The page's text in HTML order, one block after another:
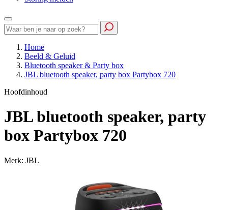
Home
Beeld & Geluid
Bluetooth speaker & Party box
JBL bluetooth speaker, party box Partybox 720
Hoofdinhoud
JBL bluetooth speaker, party
box Partybox 720
Merk: JBL